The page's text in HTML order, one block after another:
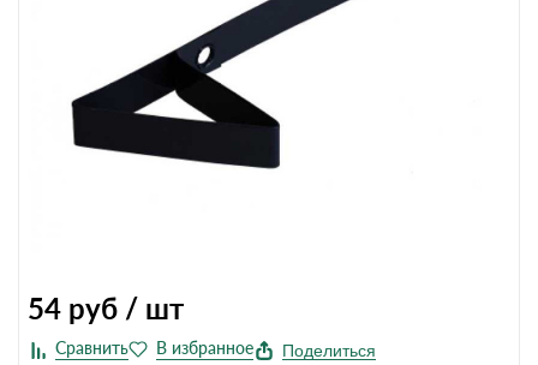
54 руб / шт
Поделиться